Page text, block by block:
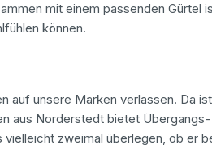
mit einem passenden
können.
auf unsere Marken verlassen. Da
aus Norderstedt bietet
zweimal überlegen, ob er